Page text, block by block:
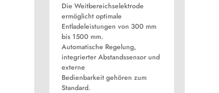
Die Weitbereichselektrode
ermöglicht optimale
Entladeleistungen von 300 mm
bis 1500 mm.
Automatische Regelung,
integrierter Abstandssensor und
externe
Bedienbarkeit gehören zum
Standard.